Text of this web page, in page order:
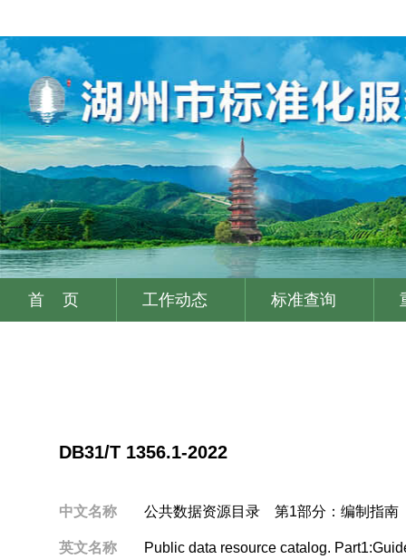
首 页 工作动态 标准查询
DB31/T 1356.1-2022
中文名称 公共数据资源目录 第1部分：编制指南
英文名称 Public data resource catalog.